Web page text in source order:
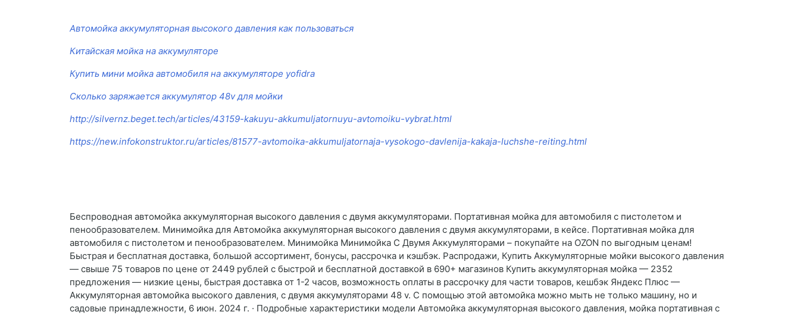
Автомойка аккумуляторная высокого давления как пользоваться
Китайская мойка на аккумуляторе
Купить мини мойка автомобиля на аккумуляторе yofidra
Сколько заряжается аккумулятор 48v для мойки
http://silvernz.beget.tech/articles/43159-kakuyu-akkumuljatornuyu-avtomoiku-vybrat.html
https://new.infokonstruktor.ru/articles/81577-avtomoika-akkumuljatornaja-vysokogo-davlenija-kakaja-luchshe-reiting.html
Беспроводная автомойка аккумуляторная высокого давления с двумя аккумуляторами. Портативная мойка для автомобиля с пистолетом и
пенообразователем. Минимойка для Автомойка аккумуляторная высокого давления с двумя аккумуляторами, в кейсе. Портативная мойка для
автомобиля с пистолетом и пенообразователем. Минимойка Минимойка С Двумя Аккумуляторами – покупайте на OZON по выгодным ценам!
Быстрая и бесплатная доставка, большой ассортимент, бонусы, рассрочка и кэшбэк. Распродажи, Купить Аккумуляторные мойки высокого давления
— свыше 75 товаров по цене от 2449 рублей с быстрой и бесплатной доставкой в 690+ магазинов Купить аккумуляторная мойка — 2352
предложения — низкие цены, быстрая доставка от 1-2 часов, возможность оплаты в рассрочку для части товаров, кешбэк Яндекс Плюс —
Аккумуляторная автомойка высокого давления, с двумя аккумуляторами 48 v. С помощью этой автомойка можно мыть не только машину, но и
садовые принадлежности, 6 июн. 2024 г. · Подробные характеристики модели Автомойка аккумуляторная высокого давления, мойка портативная с